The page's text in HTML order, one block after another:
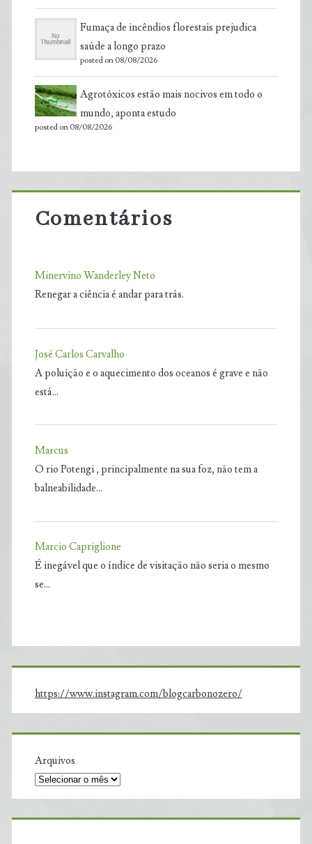
Fumaça de incêndios florestais prejudica
saúde a longo prazo
posted on 08/08/2026
Agrotóxicos estão mais nocivos em todo o
mundo, aponta estudo
posted on 08/08/2026
Comentários
Minervino Wanderley Neto
Renegar a ciência é andar para trás.
José Carlos Carvalho
A poluição e o aquecimento dos oceanos é grave e não
está…
Marcus
O rio Potengi , principalmente na sua foz, não tem a
balneabilidade…
Marcio Capriglione
É inegável que o índice de visitação não seria o mesmo
se…
https://www.instagram.com/blogcarbonozero/
Arquivos